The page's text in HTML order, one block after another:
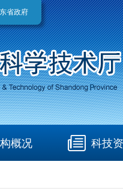
省政府
概况 科技